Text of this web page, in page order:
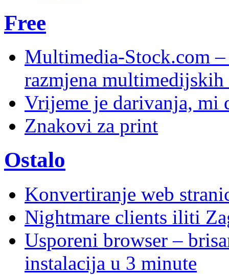
Free
Multimedia-Stock.com –
razmjena multimedijskih
Vrijeme je darivanja, mi
Znakovi za print
Ostalo
Konvertiranje web
Nightmare clients iliti
Usporeni browser –
instalacija u 3 minute